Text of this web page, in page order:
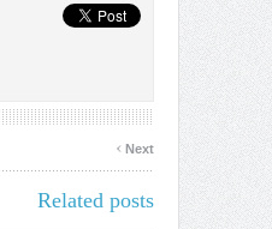
Next
›
Related posts